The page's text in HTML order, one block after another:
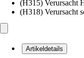
(H315) Verursacht
(H318) Verursacht
Artikeldetails